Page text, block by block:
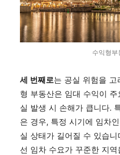
수익형부
세 번째로는 공실 위험을 고
형 부동산은 임대 수익이
실 발생 시 손해가 큽니다.
은 경우, 특정 시기에 임차
실 상태가 길어질 수 있습
선 임차 수요가 꾸준한 지